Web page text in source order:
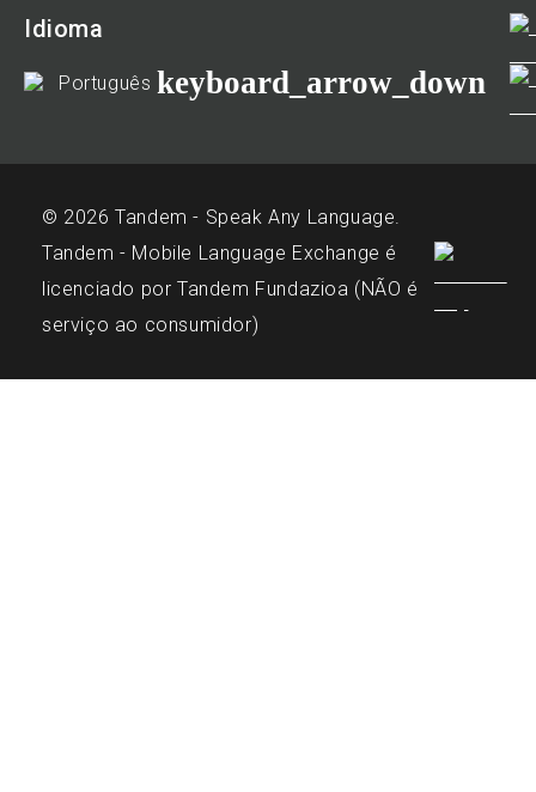
Idioma
Português keyboard_arrow_down
© 2026 Tandem - Speak Any Language.
Tandem - Mobile Language Exchange é
licenciado por Tandem Fundazioa (NÃO é
serviço ao consumidor)